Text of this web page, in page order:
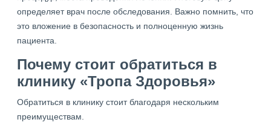
определяет врач после обследования. Важно помнить, что
это вложение в безопасность и полноценную жизнь
пациента.
Почему стоит обратиться в
клинику «Тропа Здоровья»
Обратиться в клинику стоит благодаря нескольким
преимуществам.